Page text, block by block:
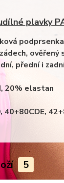
plavky
přední i
20% elastan
40+80CDE,
5